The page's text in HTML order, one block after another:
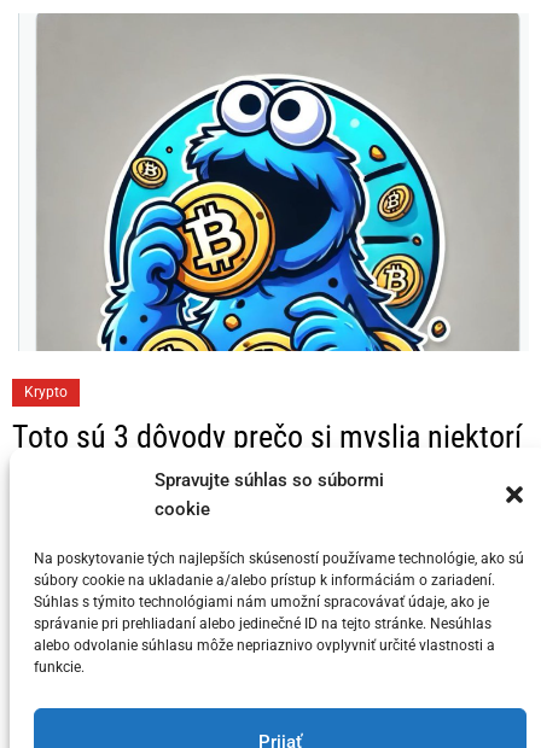
Spravujte súhlas so súbormi
cookie
Na poskytovanie tých najlepších skúseností používame technológie, ako sú
súbory cookie na ukladanie a/alebo prístup k informáciám o zariadení.
Súhlas s týmito technológiami nám umožní spracovávať údaje, ako je
správanie pri prehliadaní alebo jedinečné ID na tejto stránke. Nesúhlas
alebo odvolanie súhlasu môže nepriaznivo ovplyvniť určité vlastnosti a
funkcie.
Prijať
a
Krypto
Toto sú 3 dôvody prečo si myslia niektorí
KRYPTO Analytici, že Bitcoin dosahuje
svoj vrchol v tomto cykle
Posted on5. júla 2024 bymeny.sk